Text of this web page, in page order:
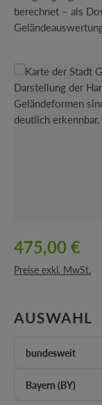
berechnet – als
Bildergalerie
475,00 €
Preise exkl. MwSt.
AUSWAHL
bundesweit
Bayern (BY)